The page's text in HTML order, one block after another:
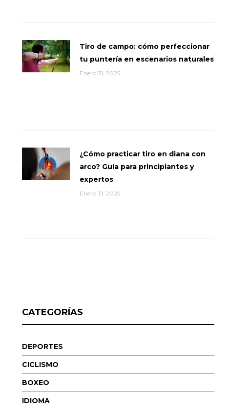
Tiro de campo: cómo perfeccionar
tu puntería en escenarios naturales
Enero 31, 2025
¿Cómo practicar tiro en diana con
arco? Guía para principiantes y
expertos
Enero 31, 2025
CATEGORÍAS
DEPORTES
CICLISMO
BOXEO
IDIOMA